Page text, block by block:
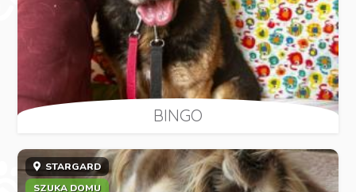
BINGO
STARGARD
SZUKA DOMU